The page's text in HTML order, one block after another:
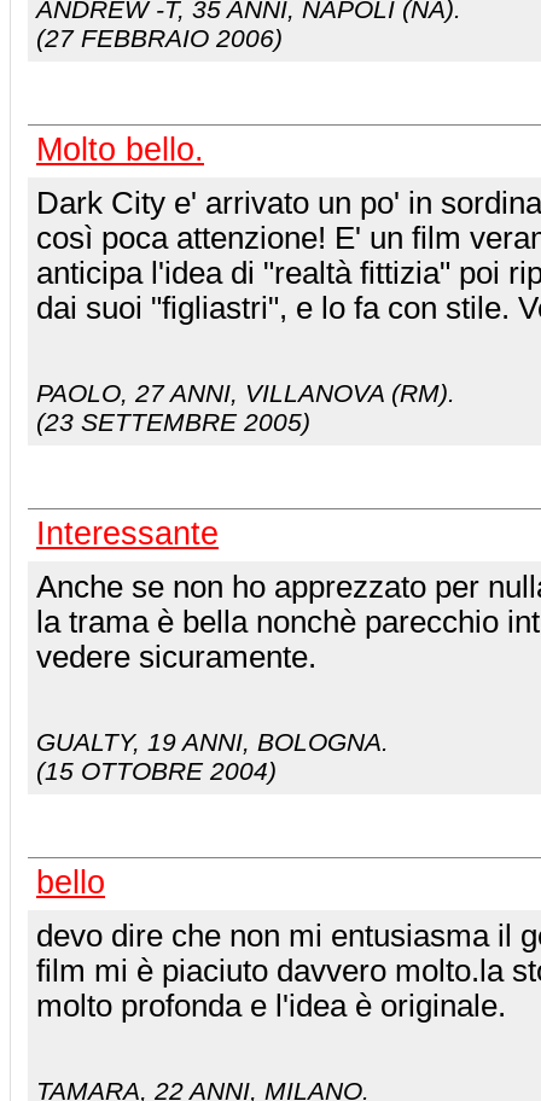
ANDREW -T, 35 ANNI, NAPOLI (NA).
(27 FEBBRAIO 2006)
Molto bello.
Dark City e' arrivato un po' in
così poca attenzione! E' un film
anticipa l'idea di "realtà fittizia" poi
dai suoi "figliastri", e lo fa con stile.
PAOLO, 27 ANNI, VILLANOVA (RM).
(23 SETTEMBRE 2005)
Interessante
Anche se non ho apprezzato per
la trama è bella nonchè parecchio
vedere sicuramente.
GUALTY, 19 ANNI, BOLOGNA.
(15 OTTOBRE 2004)
bello
devo dire che non mi entusiasma il
film mi è piaciuto davvero molto.la
molto profonda e l'idea è originale.
TAMARA, 22 ANNI, MILANO.